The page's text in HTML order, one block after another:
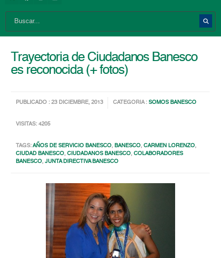
Trayectoria de Ciudadanos Banesco
es reconocida (+ fotos)
PUBLICADO : 23 DICIEMBRE, 2013 CATEGORIA :SOMOS BANESCO
VISITAS: 4205
TAGS:AÑOS DE SERVICIO BANESCO,BANESCO,CARMEN LORENZO,
CIUDAD BANESCO,CIUDADANOS BANESCO,COLABORADORES
BANESCO,JUNTA DIRECTIVA BANESCO